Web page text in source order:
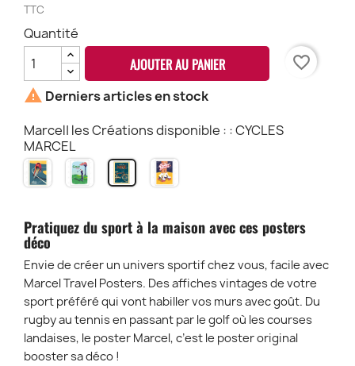
TTC
Quantité
AJOUTER AU PANIER favorite_border
 Derniers articles en stock
Marcel| les Créations disponible : : CYCLES
MARCEL
Le
VÉLO
GOLF
CLUB
CYCLES
MARCEL
ROLLER
DISCO
Pratiquez du sport à la maison avec ces posters
déco
Envie de créer un univers sportif chez vous, facile avec
Marcel Travel Posters. Des affiches vintages de votre
sport préféré qui vont habiller vos murs avec goût. Du
rugby au tennis en passant par le golf où les courses
landaises, le poster Marcel, c’est le poster original
booster sa déco !